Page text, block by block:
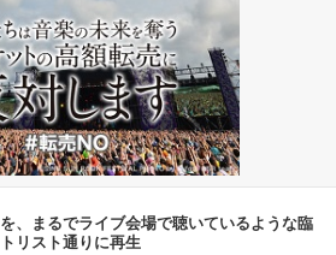
、まるでライブ会場で聴いているような臨
リスト通りに再生